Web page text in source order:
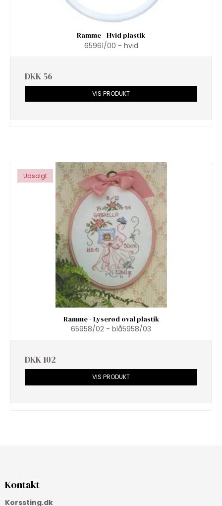
Ramme - Hvid plastik
65961/00 - hvid
DKK 56
VIS PRODUKT
Udsolgt
Ramme - Lyserød oval plastik
65958/02 - blå5958/03
DKK 102
VIS PRODUKT
Kontakt
Korssting.dk